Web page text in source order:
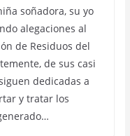
soñadora, su yo
alegaciones al
de Residuos del
de sus casi
dedicadas a
y tratar los